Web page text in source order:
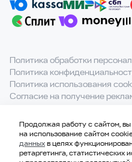
Политика обработки
Политика
Политика использования
Согласие на получение
При полном или частичном
сайта ссылка на источник
Продолжая работу с сайтом,
на использование сайтом
данныхв целях
ретаргетинга,